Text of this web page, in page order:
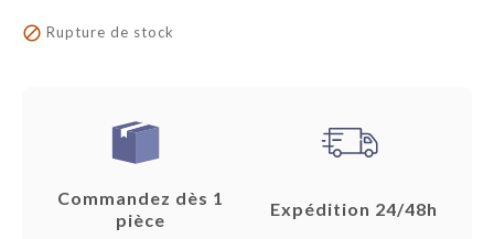
 Rupture de stock
Commandez dès 1
pièce
Expédition 24/48h